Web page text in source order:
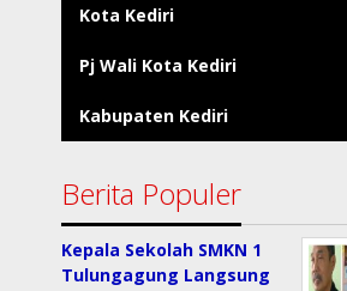
Kota Kediri
Pj Wali Kota Kediri
Kabupaten Kediri
Berita Populer
Kepala Sekolah SMKN 1
Tulungagung Langsung